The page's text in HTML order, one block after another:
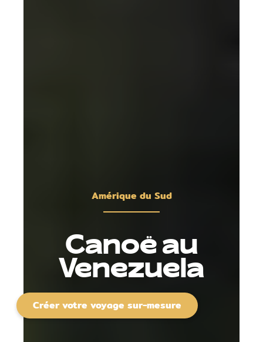
Amérique du Sud
Canoë au
Venezuela
Créer votre voyage sur-mesure